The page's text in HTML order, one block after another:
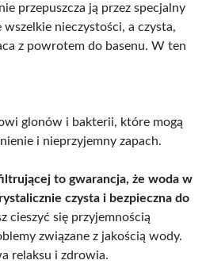
przepuszcza ją przez specjalny
nieczystości, a czysta,
z powrotem do basenu. W ten
glonów i bakterii, które mogą
i nieprzyjemny zapach.
to gwarancja, że woda w
czysta i bezpieczna do
cieszyć się przyjemnością
związane z jakością wody.
relaksu i zdrowia.